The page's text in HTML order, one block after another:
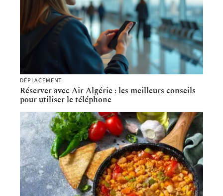
DÉPLACEMENT
Réserver avec Air Algérie : les meilleurs conseils
pour utiliser le téléphone